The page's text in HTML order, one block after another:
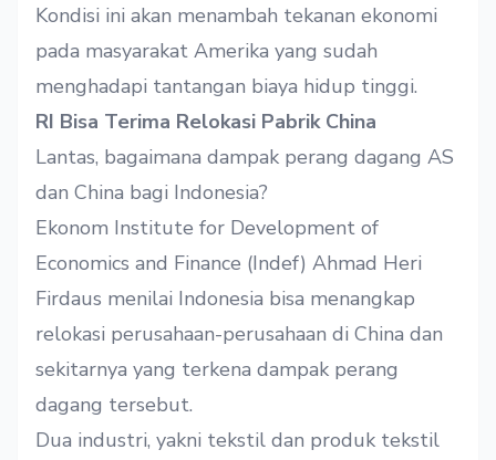
Kondisi ini akan menambah tekanan ekonomi
pada masyarakat Amerika yang sudah
menghadapi tantangan biaya hidup tinggi.
RI Bisa Terima Relokasi Pabrik China
Lantas, bagaimana dampak perang dagang AS
dan China bagi Indonesia?
Ekonom Institute for Development of
Economics and Finance (Indef) Ahmad Heri
Firdaus menilai Indonesia bisa menangkap
relokasi perusahaan-perusahaan di China dan
sekitarnya yang terkena dampak perang
dagang tersebut.
Dua industri, yakni tekstil dan produk tekstil